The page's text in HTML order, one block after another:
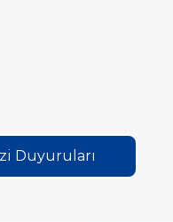
Günü Resepsiyonu
Duyuruları